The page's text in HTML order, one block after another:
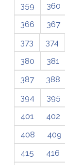
359
360
366
367
373
374
380
381
387
388
394
395
401
402
408
409
415
416